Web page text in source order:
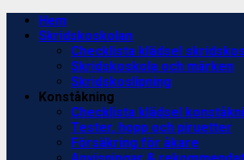
Skip
Primary
Menu
Hem
Skridskoskolan
Checklista klädsel
Skridskoskola och märken
Skridskoslipning
Konståkning
Checklista klädsel
Tester, hopp och piruetter
Försäkring för åkare